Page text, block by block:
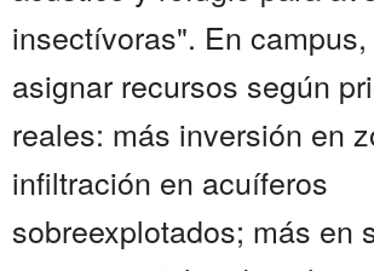
insectívoras". En
asignar recursos según
reales: más inversión en
infiltración en acuíferos
sobreexplotados; más en